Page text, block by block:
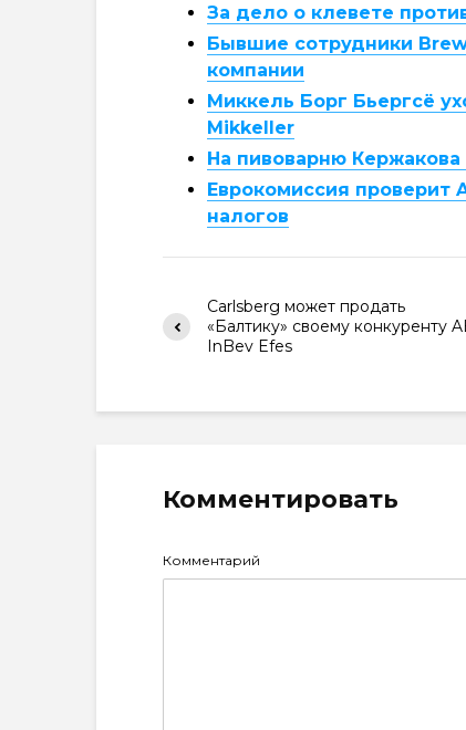
За дело о клевете
Бывшие сотрудники
компании
Миккель Борг Бьергсё
Mikkeller
На пивоварню
Еврокомиссия проверит
налогов
Carlsberg может продать
«Балтику» своему конкуренту
InBev Efes
Комментировать
Комментарий